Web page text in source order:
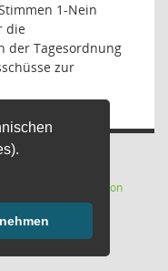
1-Nein
die
der Tagesordnung
zur
Session(Wird in